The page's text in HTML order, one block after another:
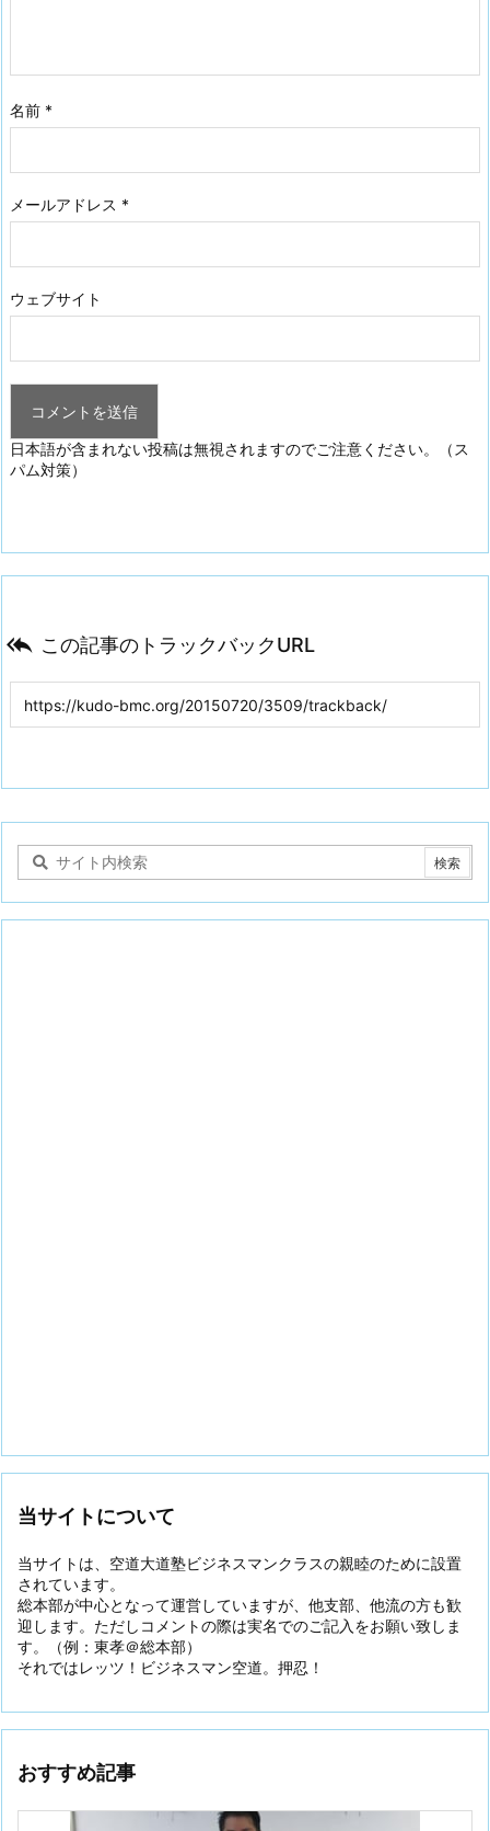
名前 *
メールアドレス *
ウェブサイト
日本語が含まれない投稿は無視されますのでご注意ください。（ス
パム対策）
 この記事のトラックバックURL
当サイトについて
当サイトは、空道大道塾ビジネスマンクラスの親睦のために設置
されています。
総本部が中心となって運営していますが、他支部、他流の方も歓
迎します。ただしコメントの際は実名でのご記入をお願い致しま
す。（例：東孝＠総本部）
それではレッツ！ビジネスマン空道。押忍！
おすすめ記事